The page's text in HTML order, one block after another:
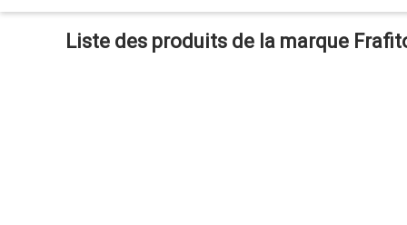
Liste des produits de la marque